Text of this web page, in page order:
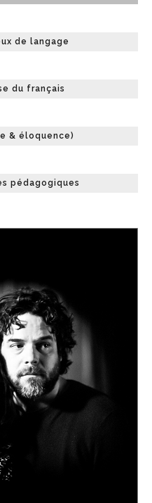
de langage
du français
& éloquence)
pédagogiques